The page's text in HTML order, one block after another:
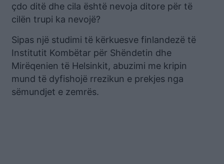
çdo ditë dhe cila është nevoja ditore për të
cilën trupi ka nevojë?
Sipas një studimi të kërkuesve finlandezë të
Institutit Kombëtar për Shëndetin dhe
Mirëqenien të Helsinkit, abuzimi me kripin
mund të dyfishojë rrezikun e prekjes nga
sëmundjet e zemrës.